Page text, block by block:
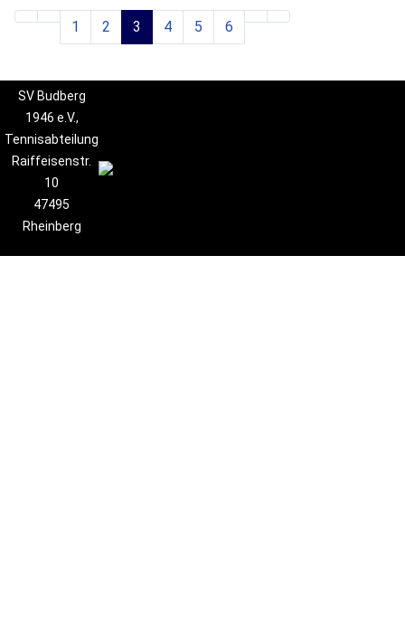
1 2 3 4 5 6
SV Budberg
1946 e.V.,
Tennisabteilung
Raiffeisenstr.
10
47495
Rheinberg